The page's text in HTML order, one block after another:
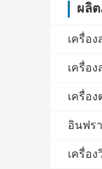
ผลิ
เครื่อ
เครื่อ
เครื่อ
อินฟร
เครื่อ